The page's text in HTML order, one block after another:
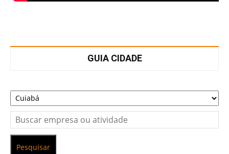
GUIA CIDADE
Pesquisar